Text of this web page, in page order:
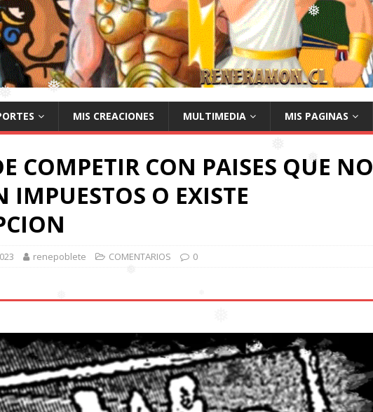
❅
❅
❅
MIS CREACIONES MULTIMEDIA MIS PAGINAS
COMPETIR CON PAISES QUE NO
IMPUESTOS O EXISTE
renepoblete COMENTARIOS 0